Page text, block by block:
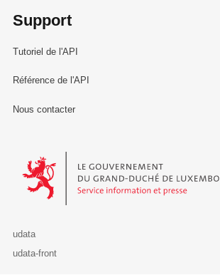
Support
Tutoriel de l'API
Référence de l'API
Nous contacter
Le Gouvernement du Grand-Duché de
udata
udata-front